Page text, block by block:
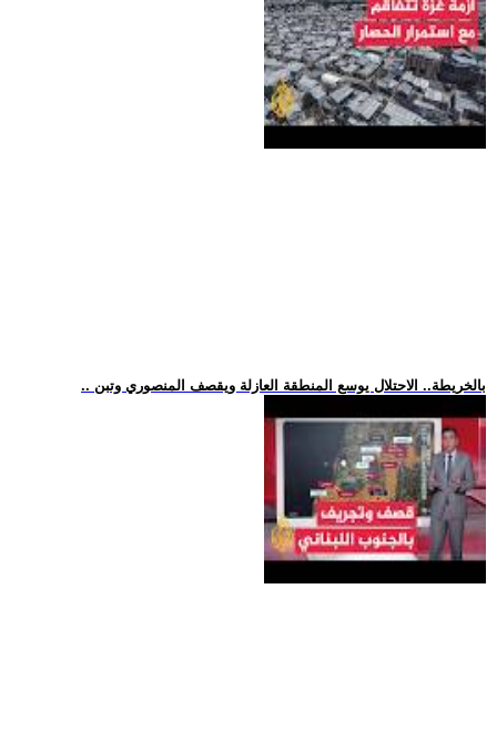
.. بالخريطة.. الاحتلال يوسع المنطقة العازلة ويقصف المنصوري وتبن